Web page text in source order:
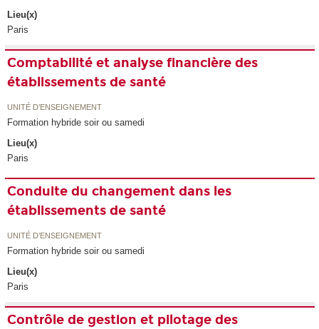
Lieu(x)
Paris
Comptabilité et analyse financière des
établissements de santé
UNITÉ D’ENSEIGNEMENT
Formation hybride soir ou samedi
Lieu(x)
Paris
Conduite du changement dans les
établissements de santé
UNITÉ D’ENSEIGNEMENT
Formation hybride soir ou samedi
Lieu(x)
Paris
Contrôle de gestion et pilotage des